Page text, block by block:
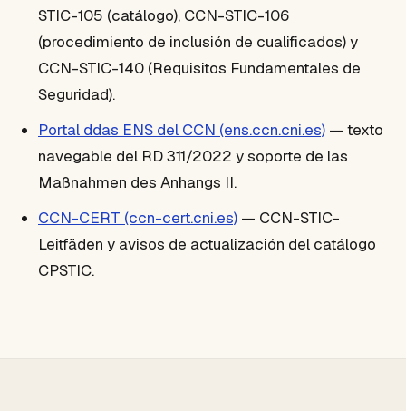
STIC-105 (catálogo), CCN-STIC-106
(procedimiento de inclusión de cualificados) y
CCN-STIC-140 (Requisitos Fundamentales de
Seguridad).
Portal ddas ENS del CCN (ens.ccn.cni.es) — texto
navegable del RD 311/2022 y soporte de las
Maßnahmen des Anhangs II.
CCN-CERT (ccn-cert.cni.es) — CCN-STIC-
Leitfäden y avisos de actualización del catálogo
CPSTIC.